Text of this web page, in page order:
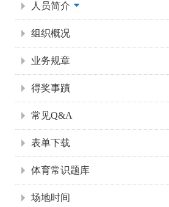
人员简介
组织概况
业务规章
得奖事蹟
常见Q&A
表单下载
体育常识题库
场地时间